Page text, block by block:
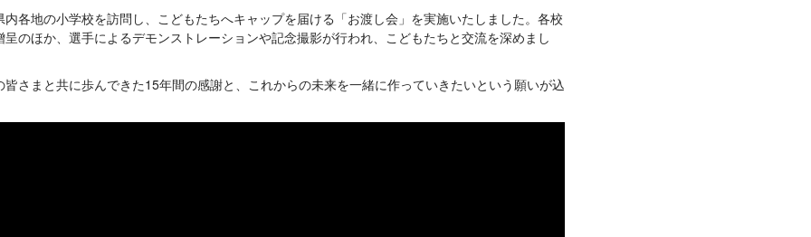
各地の小学校を訪問し、こどもたちへキャップを届ける「お渡し会」を実施いたしました。各校
のほか、選手によるデモンストレーションや記念撮影が行われ、こどもたちと交流を深めまし
さまと共に歩んできた15年間の感謝と、これからの未来を一緒に作っていきたいという願いが込